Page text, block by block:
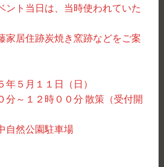
ント当日は、当時使われていた
家居住跡炭焼き窯跡などをご案
月１１日（日）
時００分 散策（受付開
自然公園駐車場